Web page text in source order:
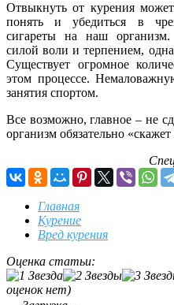
Отвыкнуть от курения
понять и убедиться в
сигареты на наш организм.
силой воли и терпением,
Существует огромное
этом процессе.
занятия спортом.
Все возможно, главное – не
организм обязательно
Главная
Курение
Вред курения
Оценка статьи:
оценок нет)